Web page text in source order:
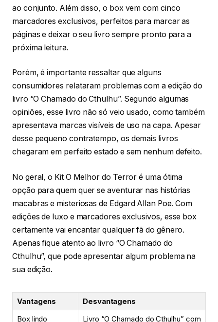
ao conjunto. Além disso, o box vem com cinco
marcadores exclusivos, perfeitos para marcar as
páginas e deixar o seu livro sempre pronto para a
próxima leitura.
Porém, é importante ressaltar que alguns
consumidores relataram problemas com a edição do
livro “O Chamado do Cthulhu”. Segundo algumas
opiniões, esse livro não só veio usado, como também
apresentava marcas visíveis de uso na capa. Apesar
desse pequeno contratempo, os demais livros
chegaram em perfeito estado e sem nenhum defeito.
No geral, o Kit O Melhor do Terror é uma ótima
opção para quem quer se aventurar nas histórias
macabras e misteriosas de Edgard Allan Poe. Com
edições de luxo e marcadores exclusivos, esse box
certamente vai encantar qualquer fã do gênero.
Apenas fique atento ao livro “O Chamado do
Cthulhu”, que pode apresentar algum problema na
sua edição.
Vantagens
Desvantagens
Box lindo
Livro “O Chamado do Cthulhu” com